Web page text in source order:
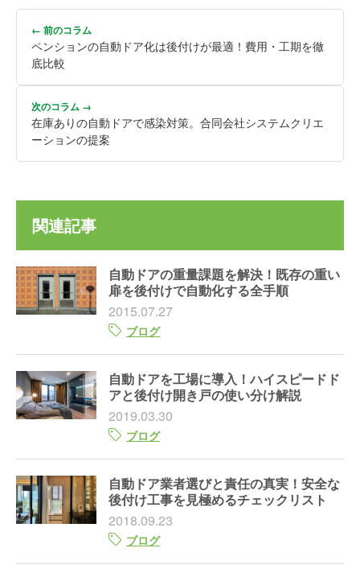
← 前のコラム
ペンションの自動ドア化は後付けが最適！費用・工期を徹
底比較
次のコラム →
在庫ありの自動ドアで感染対策。合同会社システムクリエ
ーションの提案
関連記事
自動ドアの重量課題を解決！既存の重い
扉を後付けで自動化する全手順
2015.07.27
ブログ
自動ドアを工場に導入！ハイスピードド
アと後付け開き戸の使い分け解説
2019.03.30
ブログ
自動ドア業者選びと責任の真実！安全な
後付け工事を見極めるチェックリスト
2018.09.23
ブログ